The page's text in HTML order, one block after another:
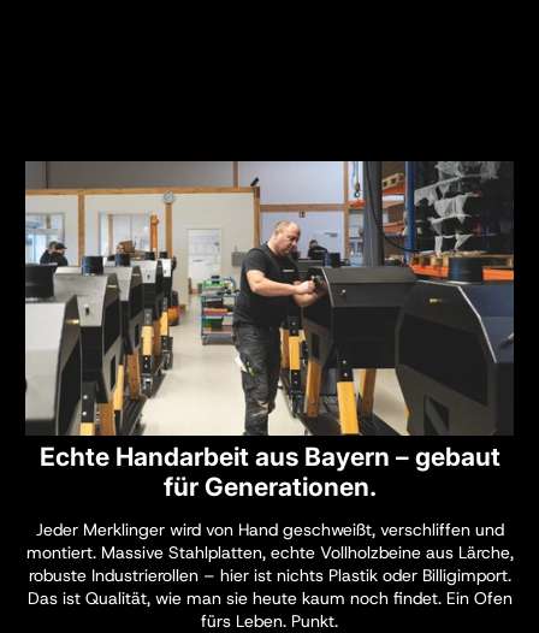
Echte Handarbeit aus Bayern – gebaut
für Generationen.
Jeder Merklinger wird von Hand geschweißt, verschliffen und
montiert. Massive Stahlplatten, echte Vollholzbeine aus Lärche,
robuste Industrierollen – hier ist nichts Plastik oder Billigimport.
Das ist Qualität, wie man sie heute kaum noch findet. Ein Ofen
fürs Leben. Punkt.